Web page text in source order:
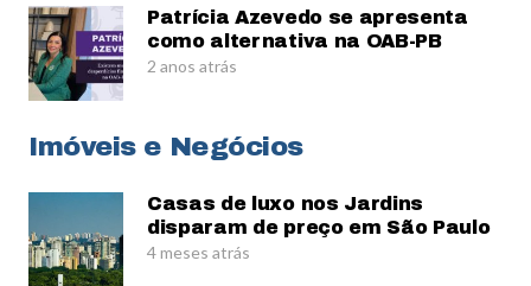
Patrícia Azevedo se apresenta
como alternativa na OAB-PB
2 anos atrás
Imóveis e Negócios
Casas de luxo nos Jardins
disparam de preço em São Paulo
4 meses atrás